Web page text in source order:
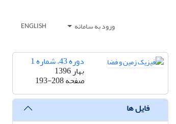
ورود به سامانه ENGLISH
دوره 43، شماره 1
بهار 1396
صفحه193-208
فایل ها